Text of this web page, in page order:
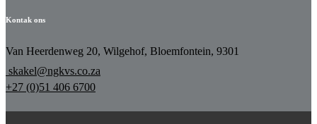
Kontak ons
Van Heerdenweg 20, Wilgehof, Bloemfontein, 9301
skakel@ngkvs.co.za
+27 (0)51 406 6700